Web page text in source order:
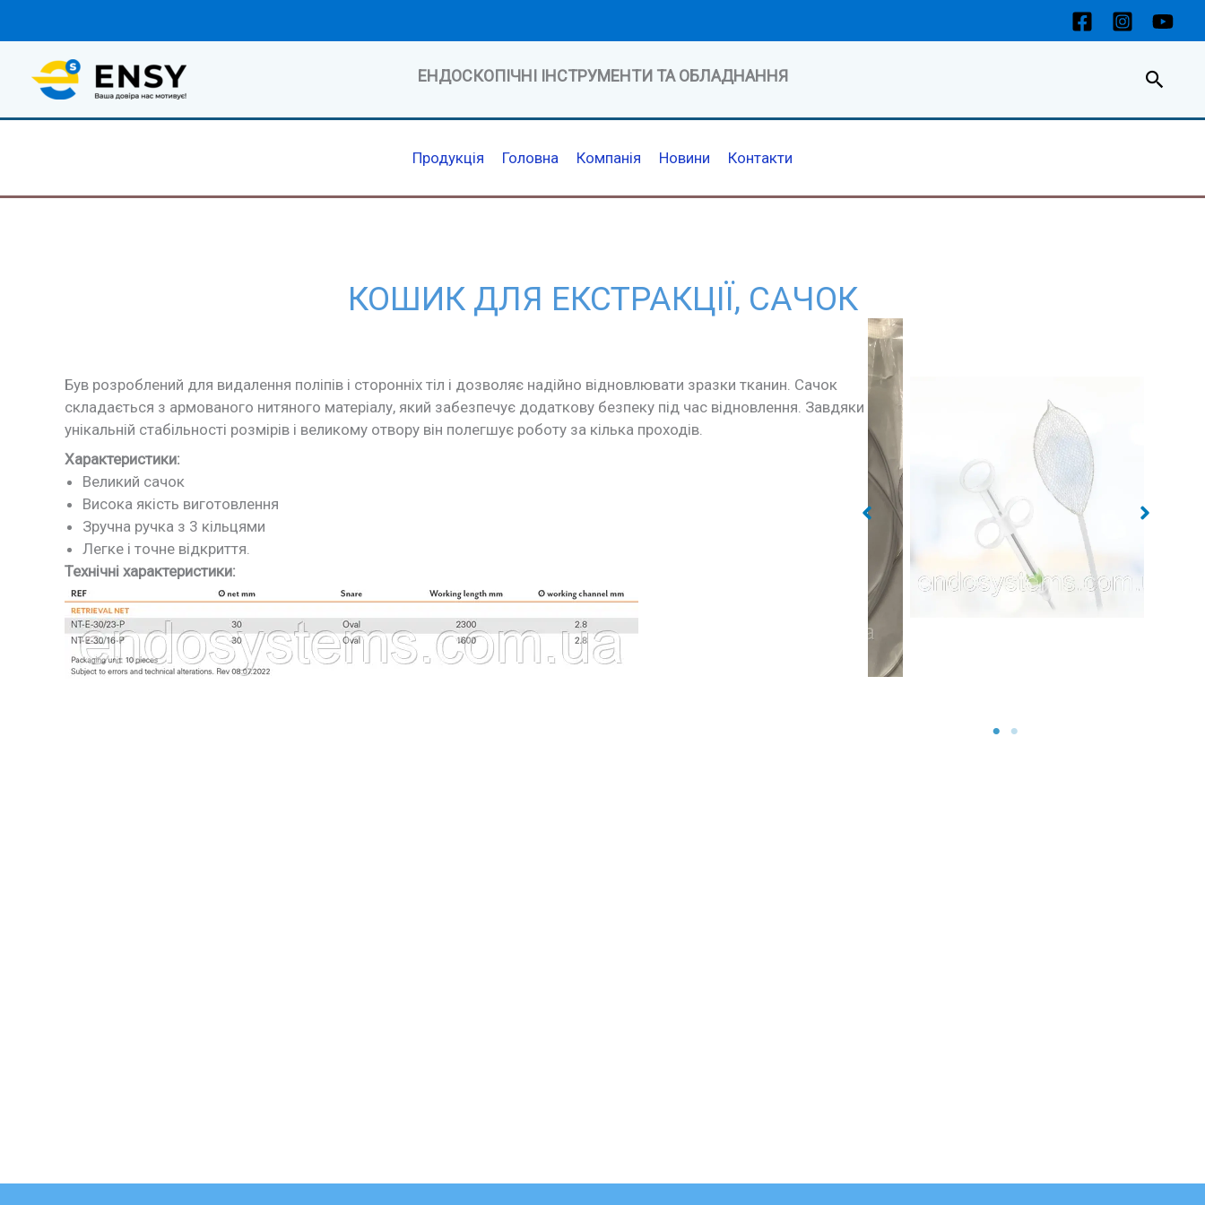
ЕНДОСКОПІЧНІ ІНСТРУМЕНТИ ТА ОБЛАДНАННЯ
Продукція Головна Компанія Новини Контакти
КОШИК ДЛЯ ЕКСТРАКЦІЇ, САЧОК
Був розроблений для видалення поліпів і сторонніх тіл і дозволяє надійно відновлювати зразки тканин. Сачок
складається з армованого нитяного матеріалу, який забезпечує додаткову безпеку під час відновлення. Завдяки
унікальній стабільності розмірів і великому отвору він полегшує роботу за кілька проходів.
Характеристики:
Великий сачок
Висока якість виготовлення
Зручна ручка з 3 кільцями
Легке і точне відкриття.
Технічні характеристики: